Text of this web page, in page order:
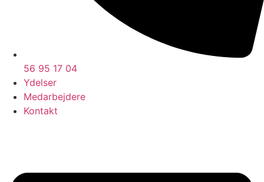
56 95 17 04
Ydelser
Medarbejdere
Kontakt